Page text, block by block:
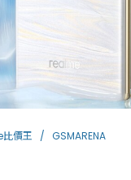
價王 / GSMARENA